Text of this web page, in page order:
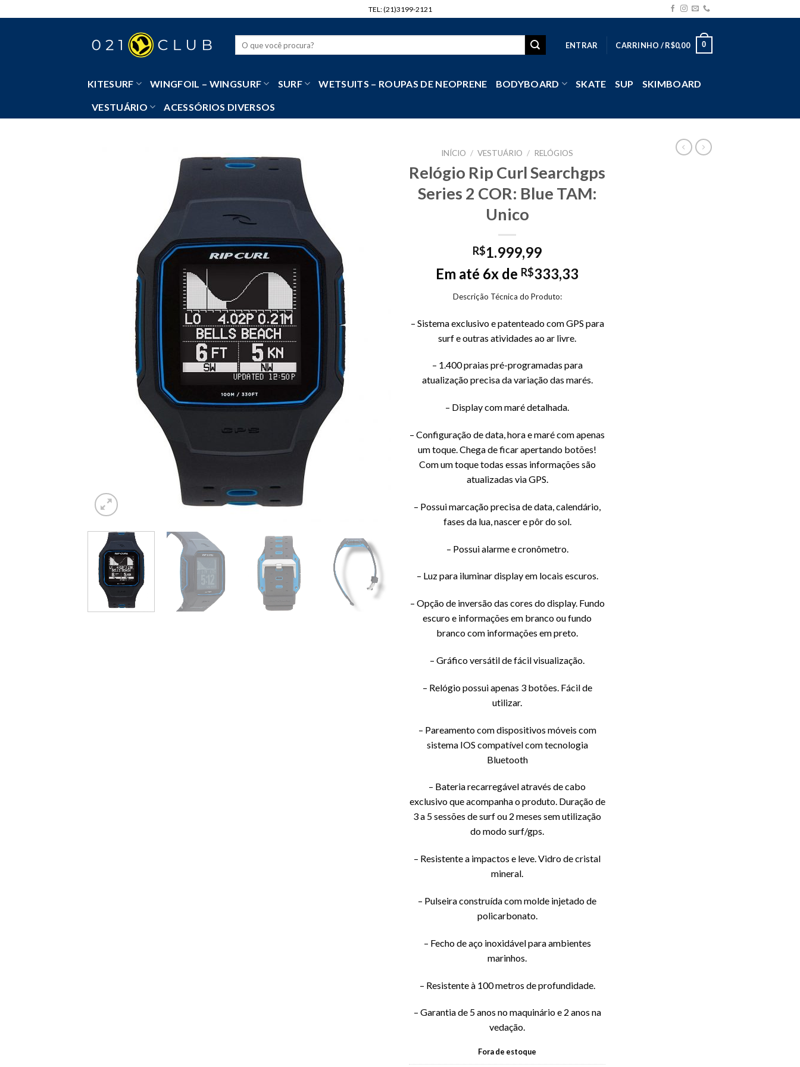
to
TEL: (21)3199-2121
ENTRAR CARRINHO /R$0,00 0
KITESURF WINGFOIL – WINGSURF SURF WETSUITS – ROUPAS DE NEOPRENE BODYBOARD SKATE SUP SKIMBOARD
VESTUÁRIO ACESSÓRIOS DIVERSOS
INÍCIO / VESTUÁRIO / RELÓGIOS
Relógio Rip Curl Searchgps
Series 2 COR: Blue TAM:
Unico
R$1.999,99
Em até 6x de R$333,33
Descrição Técnica do Produto:
– Sistema exclusivo e patenteado com GPS para
surf e outras atividades ao ar livre.
– 1.400 praias pré-programadas para
atualização precisa da variação das marés.
– Display com maré detalhada.
– Configuração de data, hora e maré com apenas
um toque. Chega de ficar apertando botões!
Com um toque todas essas informações são
atualizadas via GPS.
– Possui marcação precisa de data, calendário,
fases da lua, nascer e pôr do sol.
– Possui alarme e cronômetro.
– Luz para iluminar display em locais escuros.
– Opção de inversão das cores do display. Fundo
escuro e informações em branco ou fundo
branco com informações em preto.
– Gráfico versátil de fácil visualização.
– Relógio possui apenas 3 botões. Fácil de
utilizar.
– Pareamento com dispositivos móveis com
sistema IOS compatível com tecnologia
Bluetooth
– Bateria recarregável através de cabo
exclusivo que acompanha o produto. Duração de
3 a 5 sessões de surf ou 2 meses sem utilização
do modo surf/gps.
– Resistente a impactos e leve. Vidro de cristal
mineral.
– Pulseira construída com molde injetado de
policarbonato.
– Fecho de aço inoxidável para ambientes
marinhos.
– Resistente à 100 metros de profundidade.
– Garantia de 5 anos no maquinário e 2 anos na
vedação.
Fora de estoque